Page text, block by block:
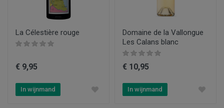
La Célestière rouge
€ 9,95
In wijnmand
Domaine de la Vallongue
Les Calans blanc
€ 10,95
In wijnmand